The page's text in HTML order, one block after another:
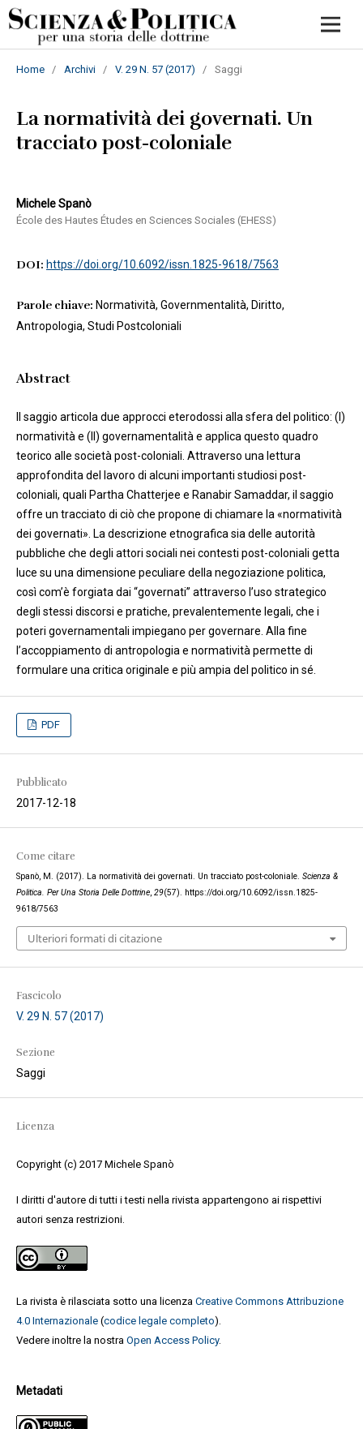
Home / Archivi / V. 29 N. 57 (2017) / Saggi
La normatività dei governati. Un
tracciato post-coloniale
Michele Spanò
École des Hautes Études en Sciences Sociales (EHESS)
DOI: https://doi.org/10.6092/issn.1825-9618/7563
Parole chiave: Normatività, Governmentalità, Diritto,
Antropologia, Studi Postcoloniali
Abstract
Il saggio articola due approcci eterodossi alla sfera del politico: (I)
normatività e (II) governamentalità e applica questo quadro
teorico alle società post-coloniali. Attraverso una lettura
approfondita del lavoro di alcuni importanti studiosi post-
coloniali, quali Partha Chatterjee e Ranabir Samaddar, il saggio
offre un tracciato di ciò che propone di chiamare la «normatività
dei governati». La descrizione etnografica sia delle autorità
pubbliche che degli attori sociali nei contesti post-coloniali getta
luce su una dimensione peculiare della negoziazione politica,
così com’è forgiata dai “governati” attraverso l’uso strategico
degli stessi discorsi e pratiche, prevalentemente legali, che i
poteri governamentali impiegano per governare. Alla fine
l’accoppiamento di antropologia e normatività permette di
formulare una critica originale e più ampia del politico in sé.
PDF
Pubblicato
2017-12-18
Come citare
Spanò, M. (2017). La normatività dei governati. Un tracciato post-coloniale. Scienza &
Politica. Per Una Storia Delle Dottrine, 29(57). https://doi.org/10.6092/issn.1825-
9618/7563
Ulteriori formati di citazione
Fascicolo
V. 29 N. 57 (2017)
Sezione
Saggi
Licenza
Copyright (c) 2017 Michele Spanò
I diritti d'autore di tutti i testi nella rivista appartengono ai rispettivi
autori senza restrizioni.
La rivista è rilasciata sotto una licenza Creative Commons Attribuzione
4.0 Internazionale(codice legale completo).
Vedere inoltre la nostra Open Access Policy.
Metadati